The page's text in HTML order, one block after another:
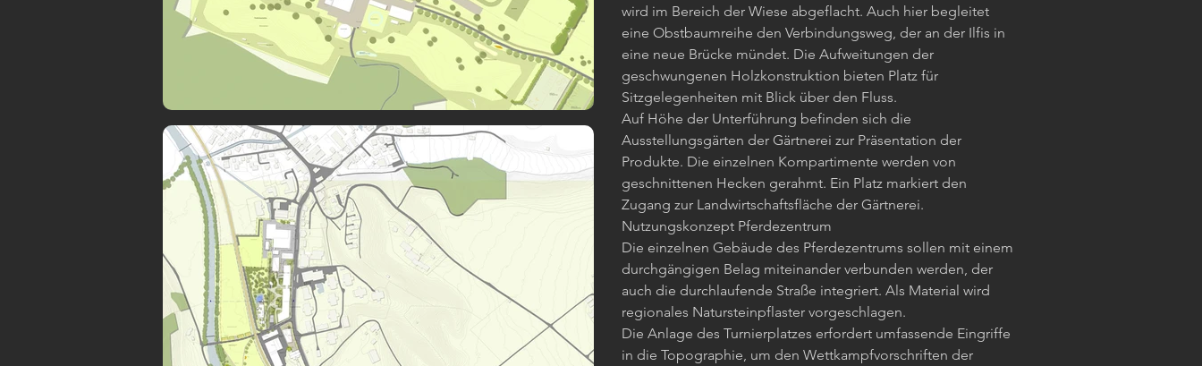
wird im Bereich der Wiese abgeflacht. Auch hier begleitet
eine Obstbaumreihe den Verbindungsweg, der an der Ilfis in
eine neue Brücke mündet. Die Aufweitungen der
geschwungenen Holzkonstruktion bieten Platz für
Sitzgelegenheiten mit Blick über den Fluss.
Auf Höhe der Unterführung befinden sich die
Ausstellungsgärten der Gärtnerei zur Präsentation der
Produkte. Die einzelnen Kompartimente werden von
geschnittenen Hecken gerahmt. Ein Platz markiert den
Zugang zur Landwirtschaftsfläche der Gärtnerei.
Nutzungskonzept Pferdezentrum
Die einzelnen Gebäude des Pferdezentrums sollen mit einem
durchgängigen Belag miteinander verbunden werden, der
auch die durchlaufende Straße integriert. Als Material wird
regionales Natursteinpflaster vorgeschlagen.
Die Anlage des Turnierplatzes erfordert umfassende Eingriffe
in die Topographie, um den Wettkampfvorschriften der